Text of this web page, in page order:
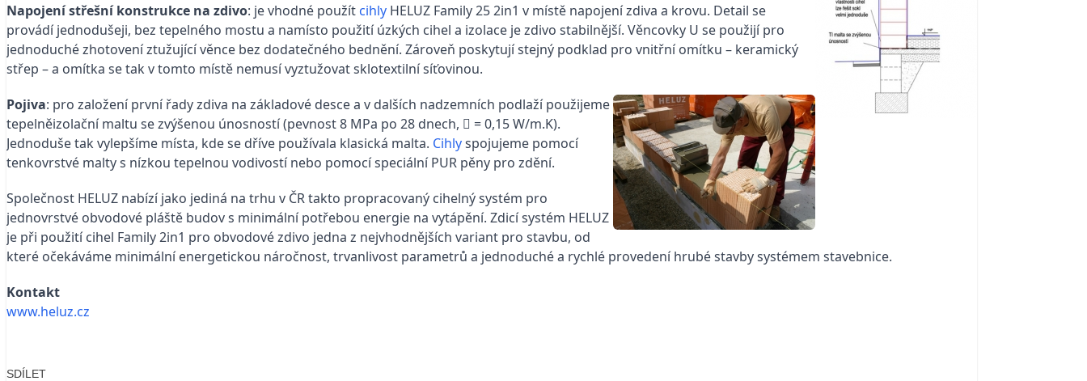
Napojení střešní konstrukce na zdivo: je vhodné použít cihly HELUZ Family 25 2in1 v místě napojení zdiva a krovu. Detail se
provádí jednodušeji, bez tepelného mostu a namísto použití úzkých cihel a izolace je zdivo stabilnější. Věncovky U se použijí pro
jednoduché zhotovení ztužující věnce bez dodatečného bednění. Zároveň poskytují stejný podklad pro vnitřní omítku – keramický
střep – a omítka se tak v tomto místě nemusí vyztužovat sklotextilní síťovinou.
Pojiva: pro založení první řady zdiva na základové desce a v dalších nadzemních podlaží použijeme
tepelněizolační maltu se zvýšenou únosností (pevnost 8 MPa po 28 dnech,  = 0,15 W/m.K).
Jednoduše tak vylepšíme místa, kde se dříve používala klasická malta. Cihlyspojujeme pomocí
tenkovrstvé malty s nízkou tepelnou vodivostí nebo pomocí speciální PUR pěny pro zdění.
Společnost HELUZ nabízí jako jediná na trhu v ČR takto propracovaný cihelný systém pro
jednovrstvé obvodové pláště budov s minimální potřebou energie na vytápění. Zdicí systém HELUZ
je při použití cihel Family 2in1 pro obvodové zdivo jedna z nejvhodnějších variant pro stavbu, od
které očekáváme minimální energetickou náročnost, trvanlivost parametrů a jednoduché a rychlé provedení hrubé stavby systémem stavebnice.
Kontakt
www.heluz.cz
SDÍLET